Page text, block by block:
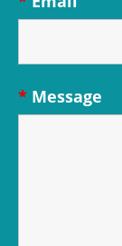
Message
*